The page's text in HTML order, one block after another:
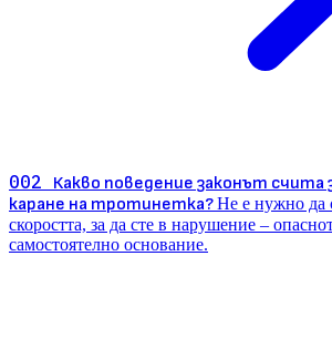
002 Какво поведение законът счита
каране на тротинетка?Не е нужно да
скоростта, за да сте в нарушение –
самостоятелно основание.